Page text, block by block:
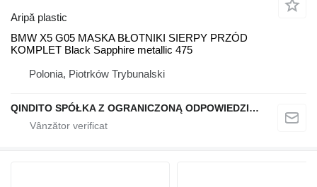
Aripă plastic
BMW X5 G05 MASKA BŁOTNIKI SIERPY PRZÓD
KOMPLET Black Sapphire metallic 475
Polonia, Piotrków Trybunalski
QINDITO SPÓŁKA Z OGRANICZONĄ ODPOWIEDZIALNOŚCIĄ